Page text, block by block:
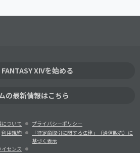
XIVを始める
の最新情報はこちら
ついて
プライバシーポリシー
利用規約
「特定商取引に関する法律」（通信販売）に
基づく表示
イセンス